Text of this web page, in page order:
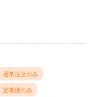
通常注文のみ
定期便のみ